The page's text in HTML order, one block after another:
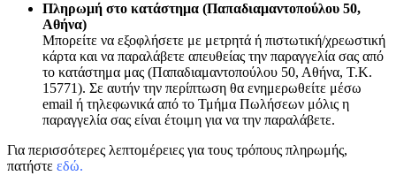
Πληρωμή στο κατάστημα (Παπαδιαμαντοπούλου 50,
Αθήνα)
Μπορείτε να εξοφλήσετε με μετρητά ή πιστωτική/χρεωστική
κάρτα και να παραλάβετε απευθείας την παραγγελία σας από
το κατάστημα μας (Παπαδιαμαντοπούλου 50, Αθήνα, Τ.Κ.
15771). Σε αυτήν την περίπτωση θα ενημερωθείτε μέσω
email ή τηλεφωνικά από το Τμήμα Πωλήσεων μόλις η
παραγγελία σας είναι έτοιμη για να την παραλάβετε.
Για περισσότερες λεπτομέρειες για τους τρόπους πληρωμής,
πατήστε εδώ.